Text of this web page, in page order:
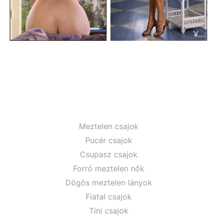
Meztelen csajok
Pucér csajok
Csupasz csajok
Forró meztelen nők
Dögös meztelen lányok
Fiatal csajok
Tini csajok